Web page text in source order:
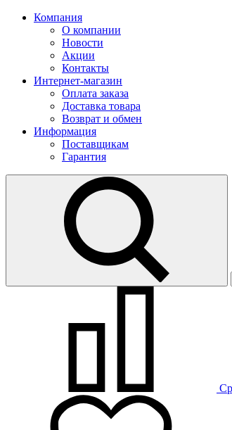
Компания
О компании
Новости
Акции
Контакты
Интернет-магазин
Оплата заказа
Доставка товара
Возврат и обмен
Информация
Поставщикам
Гарантия